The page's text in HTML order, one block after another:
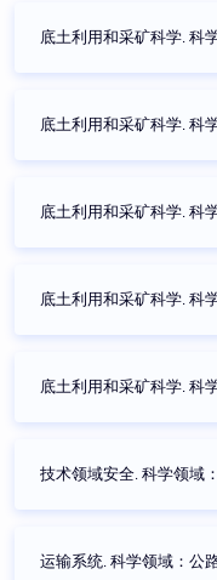
底土利用和采矿科学. 科
底土利用和采矿科学. 科
底土利用和采矿科学. 科
底土利用和采矿科学. 科
底土利用和采矿科学. 科
技术领域安全. 科学领域
运输系统. 科学领域：公